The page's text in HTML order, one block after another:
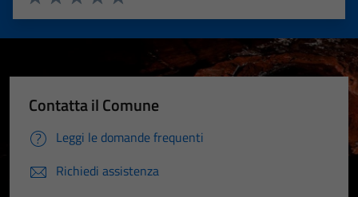
Valuta 5 stelle su 5
Valuta 4 stelle su 5
Valuta 3 stelle su 5
Valuta 2 stelle su 5
Valuta 1 stelle su 5
Contatta il Comune
Leggi le domande frequenti
Richiedi assistenza